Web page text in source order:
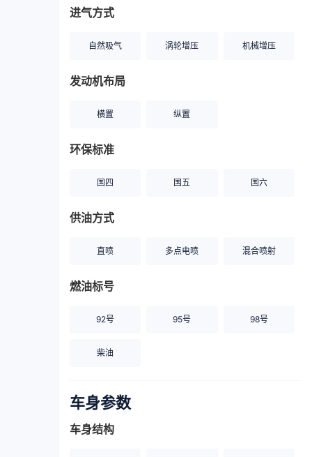
进气方式
自然吸气 涡轮增压 机械增压
发动机布局
横置 纵置
环保标准
国四 国五 国六
供油方式
直喷 多点电喷 混合喷射
燃油标号
92号 95号 98号
柴油
车身参数
车身结构